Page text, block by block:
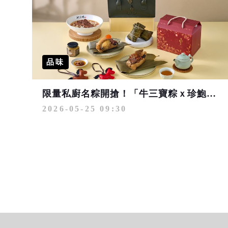
品味
限量私廚名粽開搶！「牛三寶粽ｘ珍鮑貝粽」極品美味 售完不再追加
2026-05-25 09:30